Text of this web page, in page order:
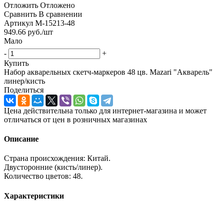
Отложить Отложено
Сравнить В сравнении
Артикул М-15213-48
949.66 руб./шт
Мало
-
+
Купить
Набор акварельных скетч-маркеров 48 цв. Mazari "Акварель"
линер/кисть
Поделиться
Цена действительна только для интернет-магазина и может
отличаться от цен в розничных магазинах
Описание
Страна происхождения: Китай.
Двусторонние (кисть/линер).
Количество цветов: 48.
Характеристики